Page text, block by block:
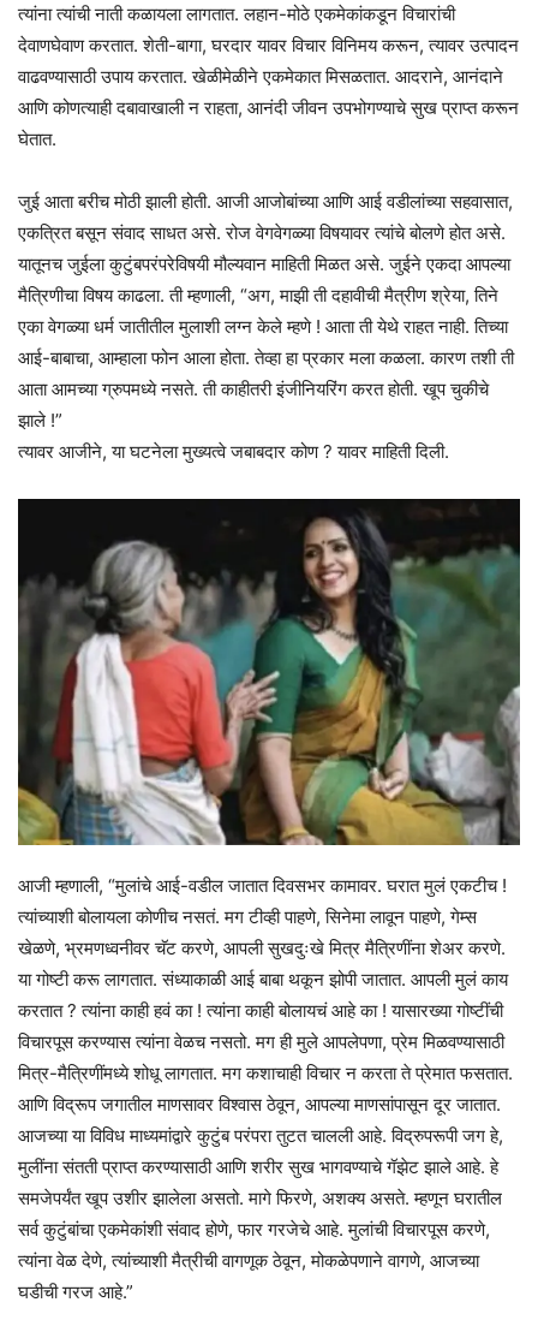
त्यांना त्यांची नाती कळायला लागतात. लहान-मोठे एकमेकांकडून विचारांची
देवाणघेवाण करतात. शेती-बागा, घरदार यावर विचार विनिमय करून, त्यावर उत्पादन
वाढवण्यासाठी उपाय करतात. खेळीमेळीने एकमेकात मिसळतात. आदराने, आनंदाने
आणि कोणत्याही दबावाखाली न राहता, आनंदी जीवन उपभोगण्याचे सुख प्राप्त करून
घेतात.
जुई आता बरीच मोठी झाली होती. आजी आजोबांच्या आणि आई वडीलांच्या सहवासात,
एकत्रित बसून संवाद साधत असे. रोज वेगवेगळ्या विषयावर त्यांचे बोलणे होत असे.
यातूनच जुईला कुटुंबपरंपरेविषयी मौल्यवान माहिती मिळत असे. जुईने एकदा आपल्या
मैत्रिणीचा विषय काढला. ती म्हणाली, “अग, माझी ती दहावीची मैत्रीण श्रेया, तिने
एका वेगळ्या धर्म जातीतील मुलाशी लग्न केले म्हणे ! आता ती येथे राहत नाही. तिच्या
आई-बाबाचा, आम्हाला फोन आला होता. तेव्हा हा प्रकार मला कळला. कारण तशी ती
आता आमच्या ग्रुपमध्ये नसते. ती काहीतरी इंजीनियरिंग करत होती. खूप चुकीचे
झाले !”
त्यावर आजीने, या घटनेला मुख्यत्वे जबाबदार कोण ? यावर माहिती दिली.
आजी म्हणाली, “मुलांचे आई-वडील जातात दिवसभर कामावर. घरात मुलं एकटीच !
त्यांच्याशी बोलायला कोणीच नसतं. मग टीव्ही पाहणे, सिनेमा लावून पाहणे, गेम्स
खेळणे, भ्रमणध्वनीवर चॅट करणे, आपली सुखदुःखे मित्र मैत्रिणींना शेअर करणे.
या गोष्टी करू लागतात. संध्याकाळी आई बाबा थकून झोपी जातात. आपली मुलं काय
करतात ? त्यांना काही हवं का ! त्यांना काही बोलायचं आहे का ! यासारख्या गोष्टींची
विचारपूस करण्यास त्यांना वेळच नसतो. मग ही मुले आपलेपणा, प्रेम मिळवण्यासाठी
मित्र-मैत्रिणींमध्ये शोधू लागतात. मग कशाचाही विचार न करता ते प्रेमात फसतात.
आणि विद्रूप जगातील माणसावर विश्वास ठेवून, आपल्या माणसांपासून दूर जातात.
आजच्या या विविध माध्यमांद्वारे कुटुंब परंपरा तुटत चालली आहे. विद्रुपरूपी जग हे,
मुलींना संतती प्राप्त करण्यासाठी आणि शरीर सुख भागवण्याचे गॅझेट झाले आहे. हे
समजेपर्यंत खूप उशीर झालेला असतो. मागे फिरणे, अशक्य असते. म्हणून घरातील
सर्व कुटुंबांचा एकमेकांशी संवाद होणे, फार गरजेचे आहे. मुलांची विचारपूस करणे,
त्यांना वेळ देणे, त्यांच्याशी मैत्रीची वागणूक ठेवून, मोकळेपणाने वागणे, आजच्या
घडीची गरज आहे.”